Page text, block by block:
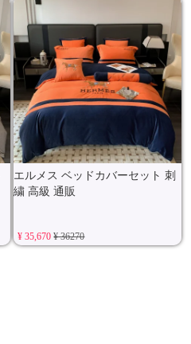
エルメス ベッドカバーセット 刺
繍 高級 通販
¥ 35,670¥ 36270